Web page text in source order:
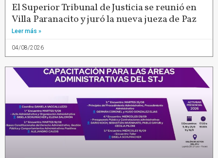
El Superior Tribunal de Justicia se reunió en
Villa Paranacito y juró la nueva jueza de Paz
Leer más »
04/08/2026